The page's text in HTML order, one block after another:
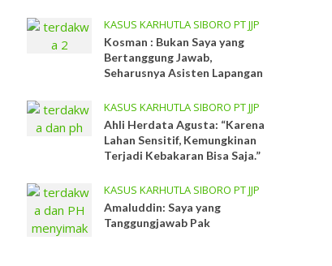
KASUS KARHUTLA SIBORO PT JJP
Kosman : Bukan Saya yang
Bertanggung Jawab,
Seharusnya Asisten Lapangan
KASUS KARHUTLA SIBORO PT JJP
Ahli Herdata Agusta: “Karena
Lahan Sensitif, Kemungkinan
Terjadi Kebakaran Bisa Saja.”
KASUS KARHUTLA SIBORO PT JJP
Amaluddin: Saya yang
Tanggungjawab Pak